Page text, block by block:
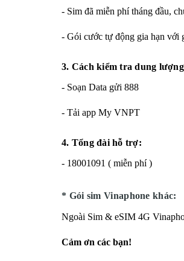
- Sim đã miễn phí tháng đầu,
- Gói cước tự động gia hạn với
3. Cách kiểm tra dung
- Soạn Data gửi 888
- Tải app My VNPT
4. Tổng đài hỗ trợ:
- 18001091 ( miễn phí )
* Gói sim Vinaphone khác:
Ngoài Sim & eSIM 4G
Cảm ơn các bạn!